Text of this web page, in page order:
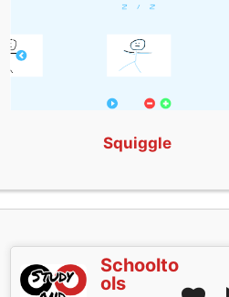
Squiggle
Schoolto
ols